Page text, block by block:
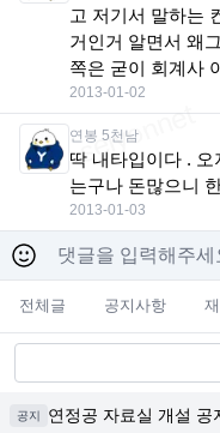
고 저기서 말하는
거인거 알면서 왜
쪽은 굳이 회계사
2013-01-02
연봉 5천남
딱 내타입이다 .
는구나 돈많으니
2013-01-03
전체글 공지사항
공지 연정공 자료실 개설 공